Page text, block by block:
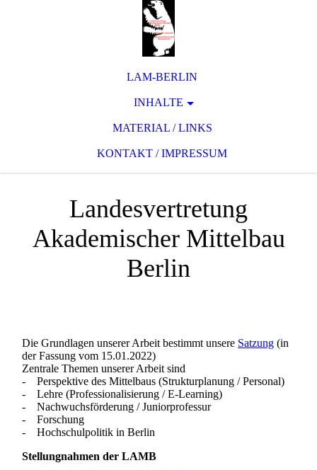
LAM-BERLIN
INHALTE
MATERIAL / LINKS
KONTAKT / IMPRESSUM
Landesvertretung
Akademischer Mittelbau
Berlin
Die Grundlagen unserer Arbeit bestimmt unsere Satzung (in
der Fassung vom 15.01.2022)
Zentrale Themen unserer Arbeit sind
- Perspektive des Mittelbaus (Strukturplanung / Personal)
- Lehre (Professionalisierung / E-Learning)
- Nachwuchsförderung / Juniorprofessur
- Forschung
- Hochschulpolitik in Berlin
Stellungnahmen der LAMB